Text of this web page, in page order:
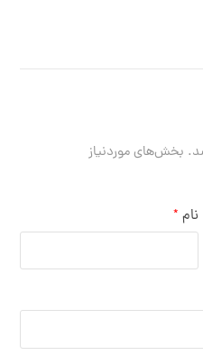
بخش‌های موردنیاز
نام *